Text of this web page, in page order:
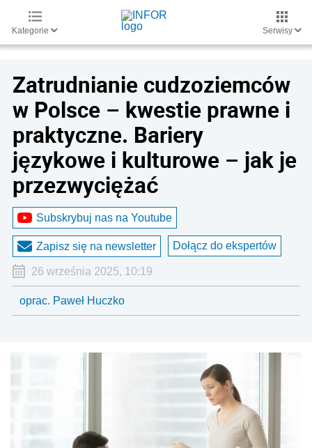
Kategorie Serwisy
Zatrudnianie cudzoziemców
w Polsce – kwestie prawne i
praktyczne. Bariery
językowe i kulturowe – jak je
przezwyciężać
Subskrybuj nas na Youtube
Zapisz się na newsletter Dołącz do ekspertów
26 września 2025, 10:19
oprac. Paweł Huczko